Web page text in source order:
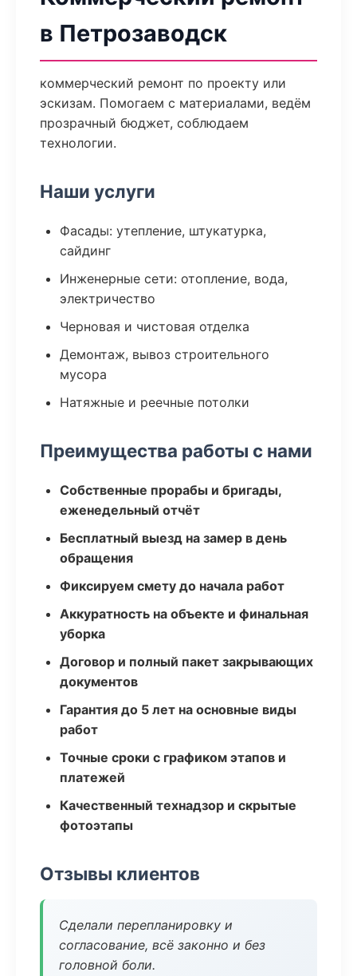
в Петрозаводск
коммерческий ремонт по проекту или
эскизам. Помогаем с материалами, ведём
прозрачный бюджет, соблюдаем
технологии.
Наши услуги
Фасады: утепление, штукатурка,
сайдинг
Инженерные сети: отопление, вода,
электричество
Черновая и чистовая отделка
Демонтаж, вывоз строительного
мусора
Натяжные и реечные потолки
Преимущества работы с нами
Собственные прорабы и бригады,
еженедельный отчёт
Бесплатный выезд на замер в день
обращения
Фиксируем смету до начала работ
Аккуратность на объекте и финальная
уборка
Договор и полный пакет закрывающих
документов
Гарантия до 5 лет на основные виды
работ
Точные сроки с графиком этапов и
платежей
Качественный технадзор и скрытые
фотоэтапы
Отзывы клиентов
Сделали перепланировку и
согласование, всё законно и без
головной боли.